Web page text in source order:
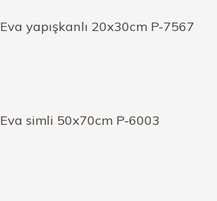
Eva yapışkanlı 20x30cm P-7567
Eva simli 50x70cm P-6003